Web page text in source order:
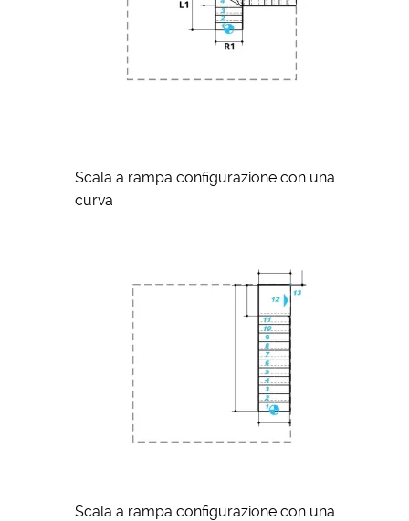
Scala a rampa configurazione con una
curva
Scala a rampa configurazione con una